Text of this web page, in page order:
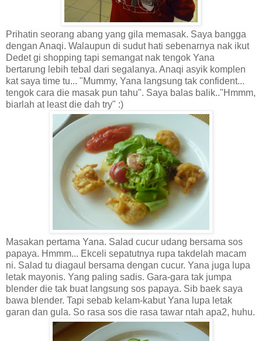
Prihatin seorang abang yang gila memasak. Saya bangga
dengan Anaqi. Walaupun di sudut hati sebenarnya nak ikut
Dedet gi shopping tapi semangat nak tengok Yana
bertarung lebih tebal dari segalanya. Anaqi asyik komplen
kat saya time tu... "Mummy, Yana langsung tak confident...
tengok cara die masak pun tahu". Saya balas balik.."Hmmm,
biarlah at least die dah try" :)
Masakan pertama Yana. Salad cucur udang bersama sos
papaya. Hmmm... Ekceli sepatutnya rupa takdelah macam
ni. Salad tu diagaul bersama dengan cucur. Yana juga lupa
letak mayonis. Yang paling sadis. Gara-gara tak jumpa
blender die tak buat langsung sos papaya. Sib baek saya
bawa blender. Tapi sebab kelam-kabut Yana lupa letak
garan dan gula. So rasa sos die rasa tawar ntah apa2, huhu.